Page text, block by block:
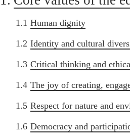
1.1 Human dignity
1.2 Identity and cultural
1.3 Critical thinking and
1.4 The joy of creating,
1.5 Respect for nature and
1.6 Democracy and